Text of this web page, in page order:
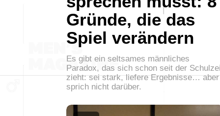
Gründe, die das
Spiel verändern
Es gibt ein seltsames männliches
Paradox, das sich schon seit der
zieht: sei stark, liefere Ergebnisse… aber
sprich nicht darüber.